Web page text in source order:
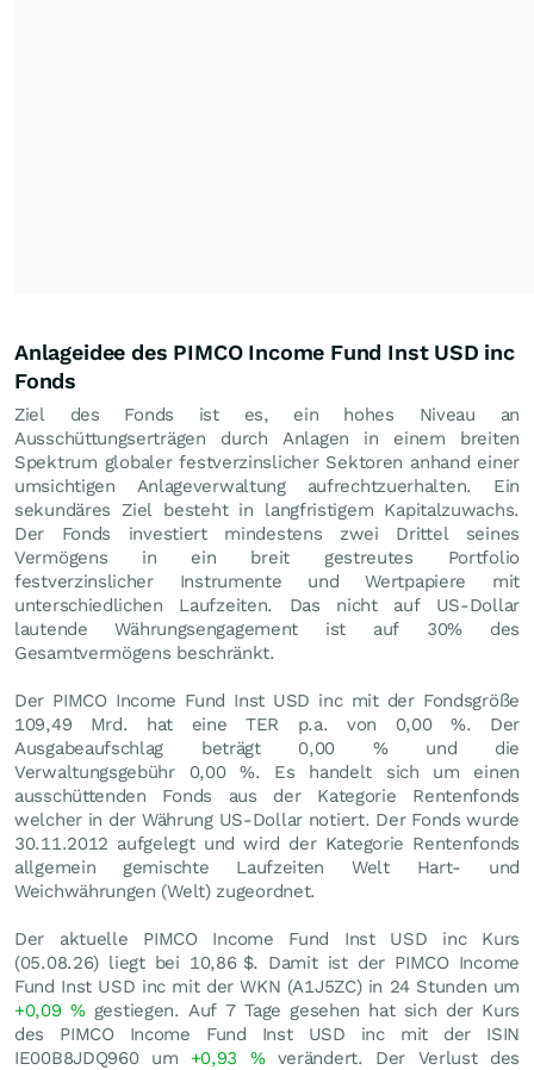
Anlageidee des PIMCO Income Fund Inst USD inc
Fonds
Ziel des Fonds ist es, ein hohes Niveau an
Ausschüttungserträgen durch Anlagen in einem breiten
Spektrum globaler festverzinslicher Sektoren anhand einer
umsichtigen Anlageverwaltung aufrechtzuerhalten. Ein
sekundäres Ziel besteht in langfristigem Kapitalzuwachs.
Der Fonds investiert mindestens zwei Drittel seines
Vermögens in ein breit gestreutes Portfolio
festverzinslicher Instrumente und Wertpapiere mit
unterschiedlichen Laufzeiten. Das nicht auf US-Dollar
lautende Währungsengagement ist auf 30% des
Gesamtvermögens beschränkt.
Der PIMCO Income Fund Inst USD inc mit der Fondsgröße
109,49 Mrd. hat eine TER p.a. von 0,00 %. Der
Ausgabeaufschlag beträgt 0,00 % und die
Verwaltungsgebühr 0,00 %. Es handelt sich um einen
ausschüttenden Fonds aus der Kategorie Rentenfonds
welcher in der Währung US-Dollar notiert. Der Fonds wurde
30.11.2012 aufgelegt und wird der Kategorie Rentenfonds
allgemein gemischte Laufzeiten Welt Hart- und
Weichwährungen (Welt) zugeordnet.
Der aktuelle PIMCO Income Fund Inst USD inc Kurs
(05.08.26) liegt bei 10,86 $. Damit ist der PIMCO Income
Fund Inst USD inc mit der WKN (A1J5ZC) in 24 Stunden um
+0,09 %gestiegen. Auf 7 Tage gesehen hat sich der Kurs
des PIMCO Income Fund Inst USD inc mit der ISIN
IE00B8JDQ960 um +0,93 %verändert. Der Verlust des